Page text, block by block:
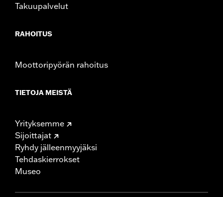
Takuupalvelut
RAHOITUS
Moottoripyörän rahoitus
TIETOJA MEISTÄ
Yrityksemme
Sijoittajat
Ryhdy jälleenmyyjäksi
Tehdaskierrokset
Museo